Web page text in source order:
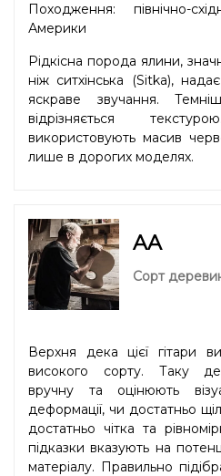
Походження: північно-
Америки
Рідкісна порода ялини,
ніж ситхінська (Sitka),
яскраве звучання.
відрізняється
використовують масив
лише в дорогих моделях.
AA
Сорт
Верхня дека цієї гітари
високого сорту. Таку
вручну та оцінюють
деформації, чи достатньо
достатньо чітка та
підказки вказують на
матеріалу. Правильно